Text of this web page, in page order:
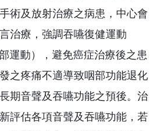
術及放射治療之病患，中心會
治療，強調吞嚥復健運動
運動），避免癌症治療後之患
之疼痛不適導致咽部功能退化
期音聲及吞嚥功能之預後。治
評估各項音聲及吞嚥功能，若